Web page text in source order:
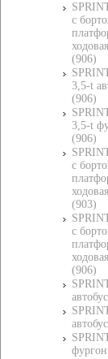
c
(906)
3,5-t
(906)
3,5-t
(906)
c
(903)
c
(906)